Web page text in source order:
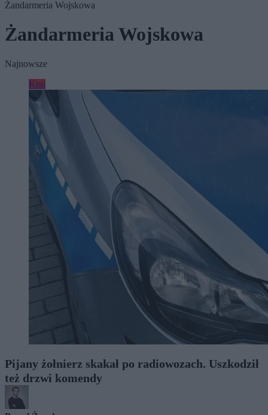
Żandarmeria Wojskowa
Żandarmeria Wojskowa
Najnowsze
Kraj
Pijany żołnierz skakał po radiowozach. Uszkodził
też drzwi komendy